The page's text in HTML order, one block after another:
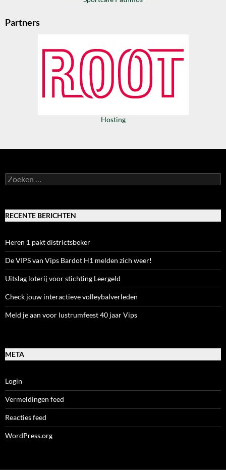
Partners
Hosting
Zoeken
naar:
RECENTE BERICHTEN
Heren 1 pakt districtsbeker
De VIPS van Vips Bardot H1 melden zich weer!
Uitslag loterij voor stichting Leergeld
Check jouw interactieve volleybalverleden
Meld je aan voor lustrumfeest 40 jaar Vips
META
Login
Vermeldingen feed
Reacties feed
WordPress.org